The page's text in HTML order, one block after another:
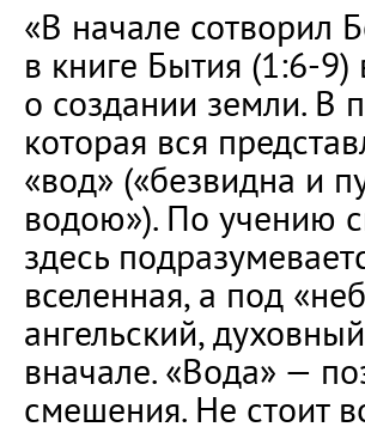
«В начале сотворил
в книге Бытия (1:6-9)
о создании земли. В
которая вся
«вод» («безвидна и
водою»). По учению
здесь
вселенная, а под
ангельский,
вначале. «Вода» —
смешения. Не стоит